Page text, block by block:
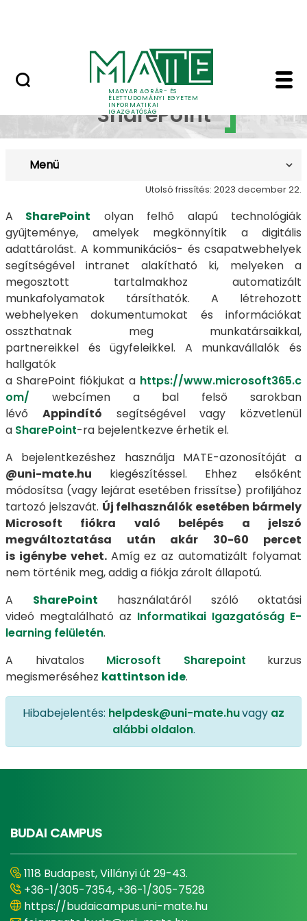
MAGYAR AGRÁR- ÉS
ÉLETTUDOMÁNYI EGYETEM
INFORMATIKAI
IGAZGATÓSÁG
SharePoint - MATE
Microsoft
SharePoint
Menü
Utolsó frissítés: 2023 december 22.
A SharePoint olyan felhő alapú technológiák
gyűjteménye, amelyek megkönnyítik a digitális
adattárolást. A kommunikációs- és csapatwebhelyek
segítségével intranet alakítható ki, melyeken a
megosztott tartalmakhoz automatizált
munkafolyamatok társíthatók. A létrehozott
webhelyeken dokumentumokat és információkat
osszthatnak meg munkatársaikkal,
partnereikkel és ügyfeleikkel. A munkavállalók és
hallgatók
a SharePoint fiókjukat a https://www.microsoft365.c
om/ webcímen a bal felső sarokban
lévő Appindító segítségével vagy közvetlenül
a SharePoint-ra bejelentkezve érhetik el.
A bejelentkezéshez használja MATE-azonosítóját a
@uni-mate.hu kiegészítéssel. Ehhez elsőként
módosítsa (vagy lejárat esetében frissítse) profiljához
tartozó jelszavát. Új felhasználók esetében bármely
Microsoft fiókra való belépés a jelszó
megváltoztatása után akár 30-60 percet
is igénybe vehet. Amíg ez az automatizált folyamat
nem történik meg, addig a fiókja zárolt állapotú.
A SharePoint használatáról szóló oktatási
videó megtalálható az Informatikai Igazgatóság E-
learning felületén.
A hivatalos Microsoft Sharepoint
kurzus
megismeréséhez kattintson ide.
Hibabejelentés: helpdesk@uni-mate.huvagy az
alábbi oldalon.
BUDAI CAMPUS
1118 Budapest, Villányi út 29-43.
+36-1/305-7354, +36-1/305-7528
https://budaicampus.uni-mate.hu